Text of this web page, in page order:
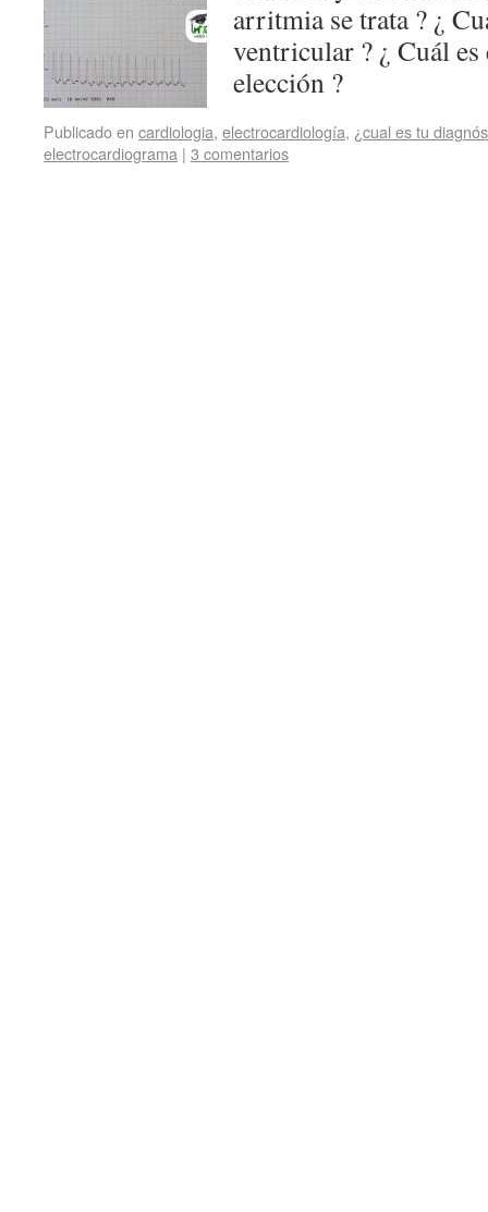
arritmia se trata ? ¿
ventricular ? ¿ Cuál
elección ?
Publicado en cardiologia, electrocardiología, ¿cual es tu
electrocardiograma | 3 comentarios